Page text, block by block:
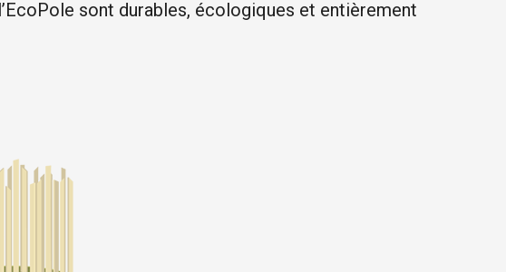
sont durables, écologiques et entièrement